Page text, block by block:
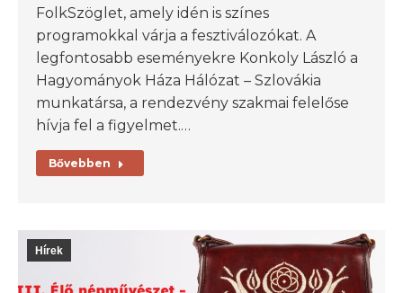
FolkSzöglet, amely idén is színes
programokkal várja a fesztiválozókat. A
legfontosabb eseményekre Konkoly László a
Hagyományok Háza Hálózat – Szlovákia
munkatársa, a rendezvény szakmai felelőse
hívja fel a figyelmet.…
Bővebben
Hírek